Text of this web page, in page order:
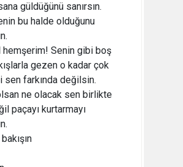
güldüğünü sanırsın.
bu halde olduğunu
Senin gibi boş
gezen o kadar çok
sen farkında değilsin.
ne olacak sen birlikte
paçayı kurtarmayı